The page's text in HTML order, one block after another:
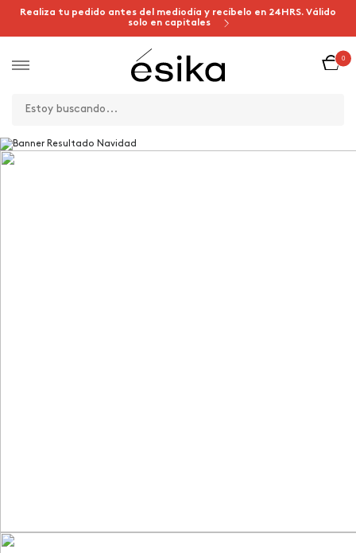
Realiza tu pedido antes del mediodía y recíbelo en 24HRS. Válido
solo en capitales
0